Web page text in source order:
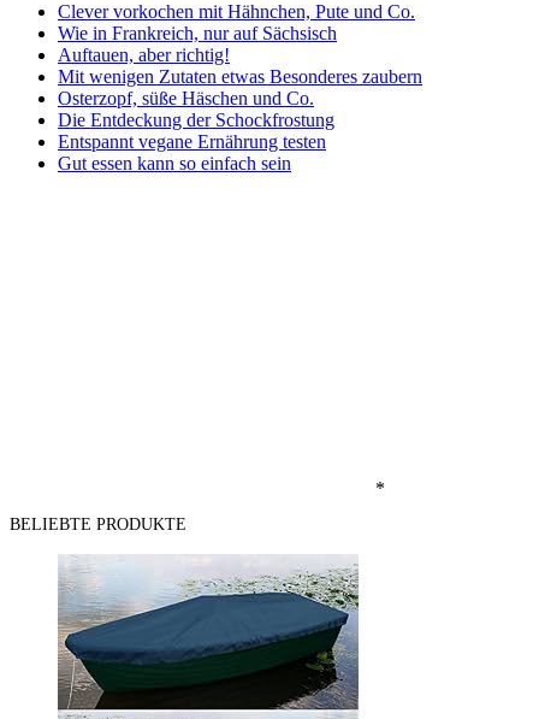
Clever vorkochen mit Hähnchen, Pute und Co.
Wie in Frankreich, nur auf Sächsisch
Auftauen, aber richtig!
Mit wenigen Zutaten etwas Besonderes zaubern
Osterzopf, süße Häschen und Co.
Die Entdeckung der Schockfrostung
Entspannt vegane Ernährung testen
Gut essen kann so einfach sein
*
BELIEBTE PRODUKTE